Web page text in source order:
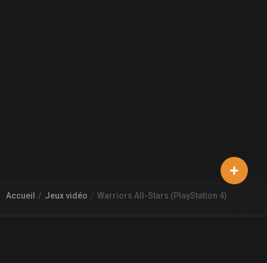
Accueil Jeux vidéo Warriors All-Stars (PlayStation 4)